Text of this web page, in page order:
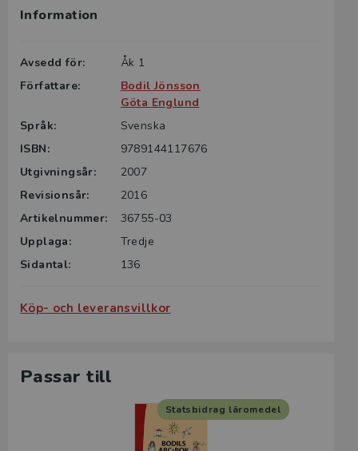
Information
Avsedd för:
Åk 1
Författare:
Bodil Jönsson
Göta Englund
Språk:
Svenska
ISBN:
9789144117676
Utgivningsår:
2007
Revisionsår:
2016
Artikelnummer:
36755-03
Upplaga:
Tredje
Sidantal:
136
Köp- och leveransvillkor
Passar till
Statsbidrag läromedel